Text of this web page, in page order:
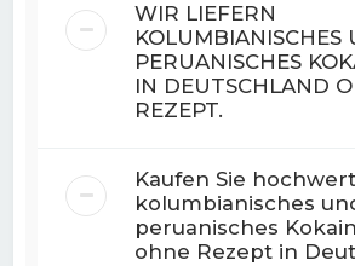
WIR LIEFERN
KOLUMBIANISCHES
PERUANISCHES
IN DEUTSCHLAND
REZEPT.
Kaufen Sie
kolumbianisches
peruanisches
ohne Rezept in